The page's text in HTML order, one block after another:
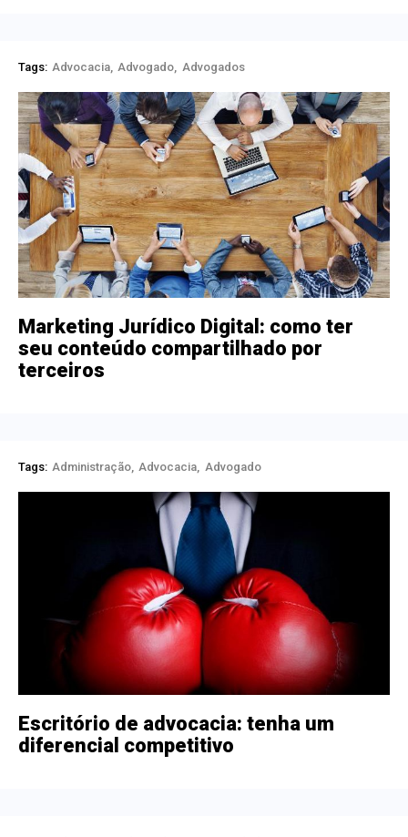
Tags: Advocacia Advogado Advogados
Marketing Jurídico Digital: como ter
seu conteúdo compartilhado por
terceiros
Tags: Administração Advocacia Advogado
Escritório de advocacia: tenha um
diferencial competitivo